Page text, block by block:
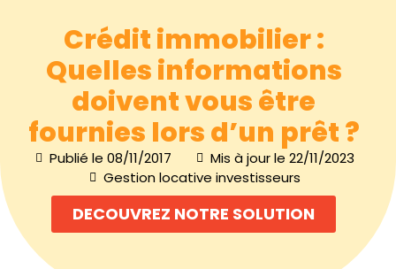
Crédit immobilier :
Quelles informations
doivent vous être
fournies lors d’un prêt ?
Publié le 08/11/2017
Mis à jour le 22/11/2023
Gestion locative investisseurs
DECOUVREZ NOTRE SOLUTION